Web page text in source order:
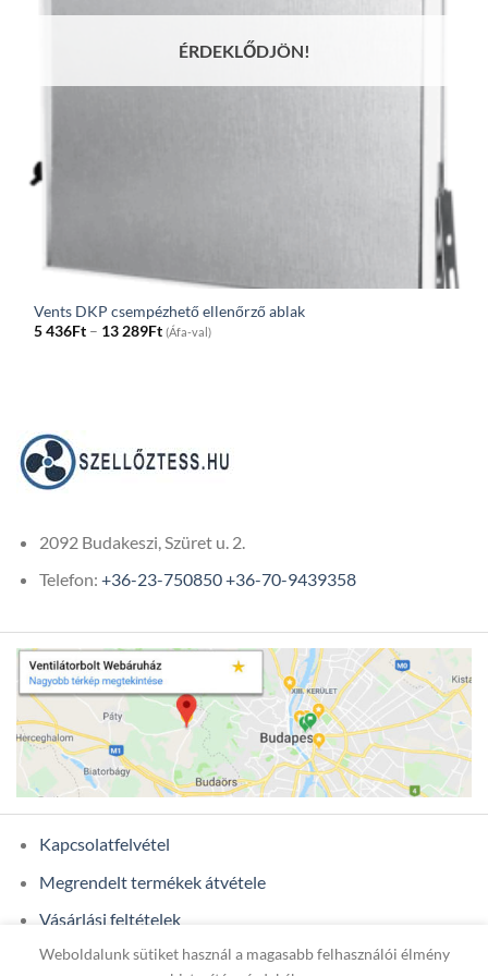
ÉRDEKLŐDJÖN!
Vents DKP csempézhető ellenőrző ablak
5 436Ft – 13 289FtPrice
range:
(Áfa-val)
2092 Budakeszi, Szüret u. 2.
Telefon: +36-23-750850+36-70-9439358
Kapcsolatfelvétel
Megrendelt termékek átvétele
Vásárlási feltételek
Ügyfél adatok
Weboldalunk sütiket használ a magasabb felhasználói élmény